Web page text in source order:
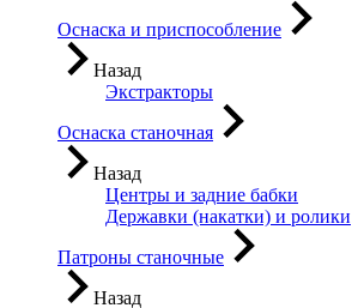
Оснаска и приспособление
Назад
Экстракторы
Оснаска станочная
Назад
Центры и задние бабки
Державки (накатки) и ролики
Патроны станочные
Назад